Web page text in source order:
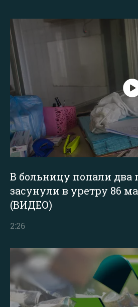
В больницу попали два
засунули в уретру 86
(ВИДЕО)
2:26